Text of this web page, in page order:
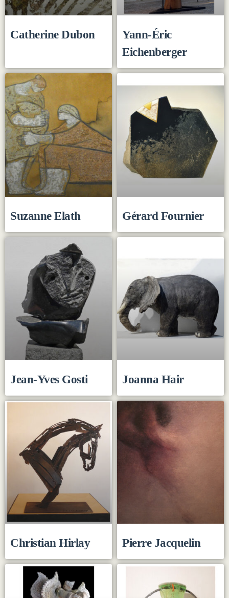
Catherine Dubon
Yann-Éric
Eichenberger
Suzanne Elath Gérard Fournier
Jean-Yves Gosti Joanna Hair
Christian Hirlay Pierre Jacquelin